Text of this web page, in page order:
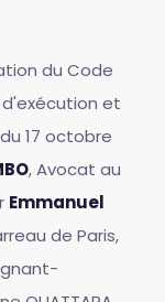
du Code
et
17 octobre
, Avocat au
Emmanuel
de Paris,